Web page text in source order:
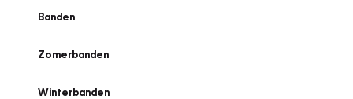
Banden
Zomerbanden
Winterbanden